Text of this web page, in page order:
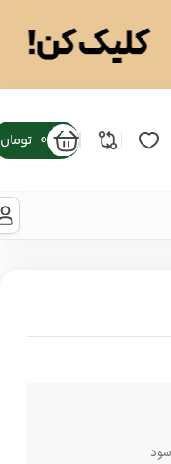
0 تومان